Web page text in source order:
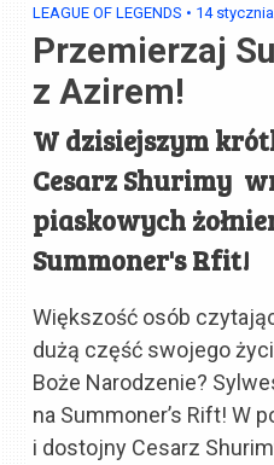
LEAGUE OF LEGENDS • 14
Przemierzaj
z Azirem!
W dzisiejszym
Cesarz Shurimy
piaskowych
Summoner's Rfit!
Większość osób
dużą część swojego
Boże Narodzenie?
na Summoner’s Rift! W
i dostojny Cesarz